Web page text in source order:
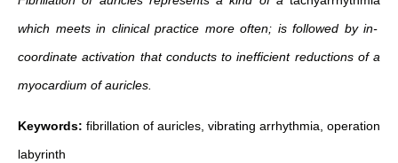
which meets in clinical practice more often; is followed by in-
coordinate activation that conducts to inefficient reductions of a
myocardium of auricles.
Keywords: fibrillation of auricles, vibrating arrhythmia, operation
labyrinth